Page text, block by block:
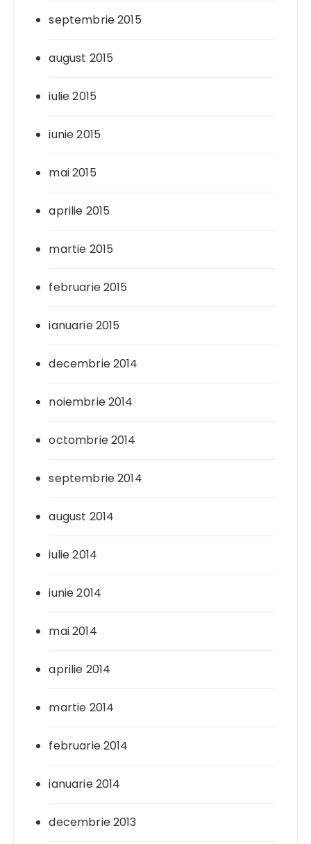
septembrie 2015
august 2015
iulie 2015
iunie 2015
mai 2015
aprilie 2015
martie 2015
februarie 2015
ianuarie 2015
decembrie 2014
noiembrie 2014
octombrie 2014
septembrie 2014
august 2014
iulie 2014
iunie 2014
mai 2014
aprilie 2014
martie 2014
februarie 2014
ianuarie 2014
decembrie 2013